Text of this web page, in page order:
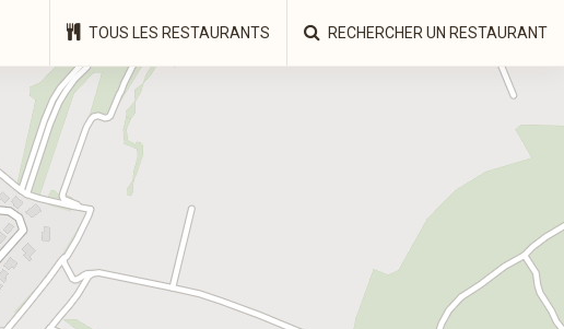
TOUS LES RESTAURANTS RECHERCHER UN RESTAURANT